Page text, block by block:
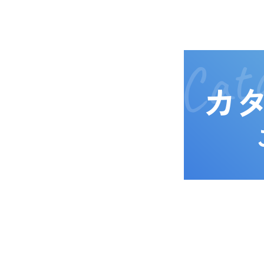
カ